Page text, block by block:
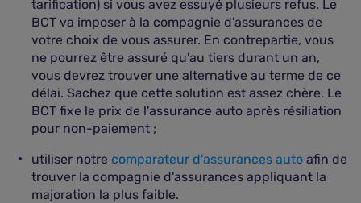
tarification) si vous avez essuyé plusieurs refus. Le
BCT va imposer à la compagnie d'assurances de
votre choix de vous assurer. En contrepartie, vous
ne pourrez être assuré qu'au tiers durant un an,
vous devrez trouver une alternative au terme de ce
délai. Sachez que cette solution est assez chère. Le
BCT fixe le prix de l'assurance auto après résiliation
pour non-paiement ;
utiliser notre comparateur d'assurances auto afin de
trouver la compagnie d'assurances appliquant la
majoration la plus faible.